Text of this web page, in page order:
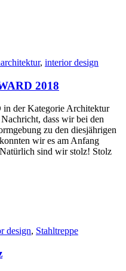
, interior design
2018
in der Kategorie Architektur
dass wir bei den
zu den diesjährigen
wir es am Anfang
sind wir stolz! Stolz
design, Stahltreppe